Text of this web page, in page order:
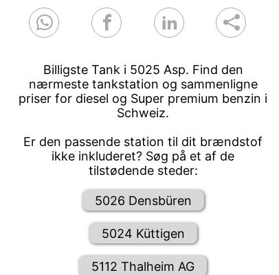
Billigste Tank i 5025 Asp. Find den
nærmeste tankstation og sammenligne
priser for diesel og Super premium benzin i
Schweiz.
Er den passende station til dit brændstof
ikke inkluderet? Søg på et af de
tilstødende steder:
5026 Densbüren
5024 Küttigen
5112 Thalheim AG